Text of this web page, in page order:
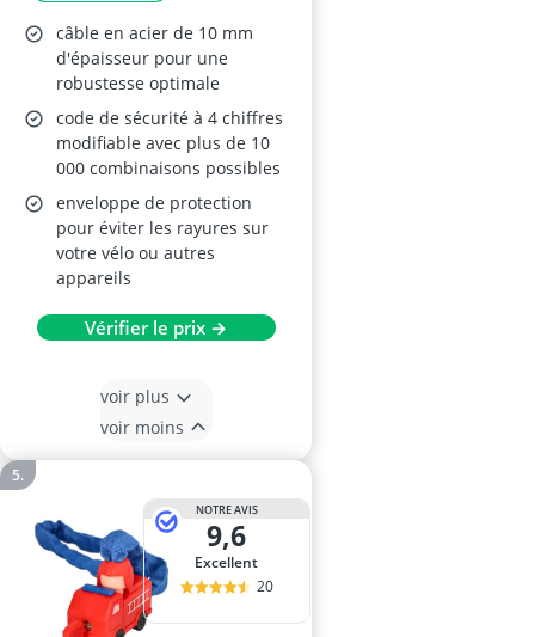
câble en acier de 10 mm
d'épaisseur pour une
robustesse optimale
code de sécurité à 4 chiffres
modifiable avec plus de 10
000 combinaisons possibles
enveloppe de protection
pour éviter les rayures sur
votre vélo ou autres
appareils
Vérifier le prix →
voir plus
voir moins
NOTRE AVIS
9,6
Excellent
20